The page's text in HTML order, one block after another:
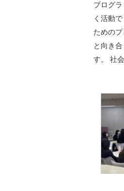
プログ
く活動
ための
と向き
す。 社